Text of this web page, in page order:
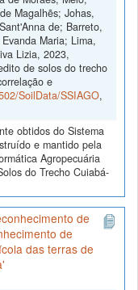
Magalhẽs; Johas,
de; Barreto,
Maria; Lima,
Lizia, 2023,
de solos do trecho
e
SoilData/SSIAGO,
obtidos do Sistema
e mantido pela
Agropecuária
do Trecho Cuiabá-
de
de
das terras de